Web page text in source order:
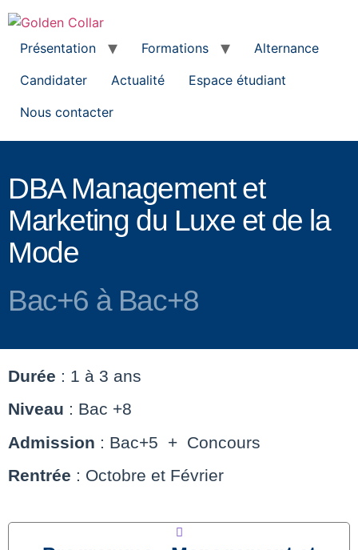
Présentation Formations
Alternance
Candidater
Actualité
Espace étudiant
Nous contacter
DBA Management et
Marketing du Luxe et de la
Mode
Bac+6 à Bac+8
Durée : 1 à 3 ans
Niveau : Bac +8
Admission : Bac+5 + Concours
Rentrée : Octobre et Février